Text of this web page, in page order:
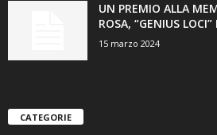
UN PREMIO ALLA
ROSA, “GENIUS LOCI”
15 marzo 2024
CATEGORIE